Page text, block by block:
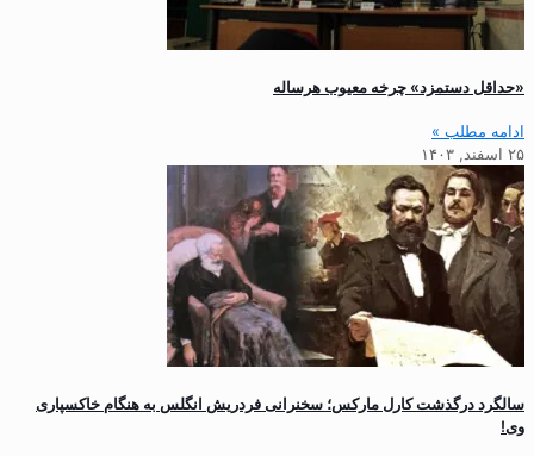
«حداقل دستمزد» چرخه معیوب هرساله
ادامه مطلب »
۲۵ اسفند, ۱۴۰۳
سالگرد درگذشت کارل مارکس؛ سخنرانی فردریش انگلس به هنگام خاکسپاری
وی!